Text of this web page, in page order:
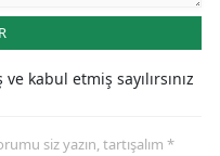
kabul etmiş sayılırsınız
siz yazın, tartışalım *